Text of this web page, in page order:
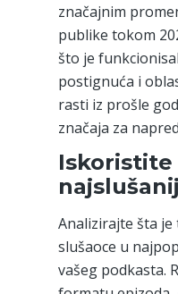
značajnim
publike tokom
što je
postignuća i
rasti iz prošle
značaja za
Analizirajte šta
slušaoce u
vašeg podkasta.